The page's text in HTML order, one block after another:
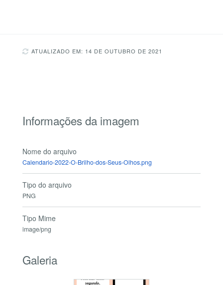
ATUALIZADO EM: 14 DE OUTUBRO DE 2021
Informações da imagem
Nome do arquivo
Calendario-2022-O-Brilho-dos-Seus-Olhos.png
Tipo do arquivo
PNG
Tipo Mime
image/png
Galeria